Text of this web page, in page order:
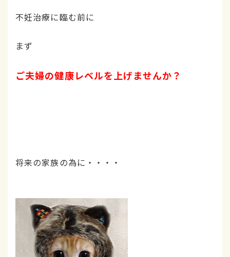
不妊治療に臨む前に
まず
ご夫婦の健康レベルを上げませんか？
将来の家族の為に・・・・